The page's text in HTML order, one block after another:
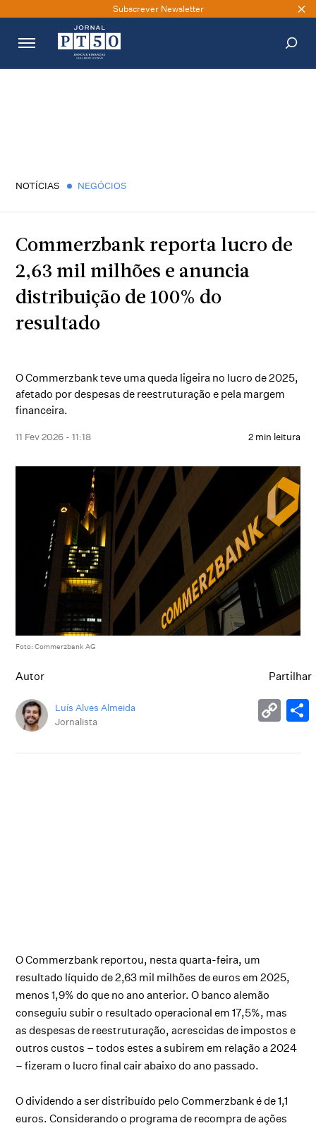
Subscrever Newsletter
NOTÍCIAS NEGÓCIOS
Commerzbank reporta lucro de
2,63 mil milhões e anuncia
distribuição de 100% do
resultado
O Commerzbank teve uma queda ligeira no lucro de 2025,
afetado por despesas de reestruturação e pela margem
financeira.
11 Fev 2026 - 11:18 2 min leitura
Foto: Commerzbank AG
Autor
Luís Alves Almeida
Jornalista
Partilhar
O Commerzbank reportou, nesta quarta-feira, um
resultado líquido de 2,63 mil milhões de euros em 2025,
menos 1,9% do que no ano anterior. O banco alemão
conseguiu subir o resultado operacional em 17,5%, mas
as despesas de reestruturação, acrescidas de impostos e
outros custos – todos estes a subirem em relação a 2024
– fizeram o lucro final cair abaixo do ano passado.
O dividendo a ser distribuído pelo Commerzbank é de 1,1
euros. Considerando o programa de recompra de ações